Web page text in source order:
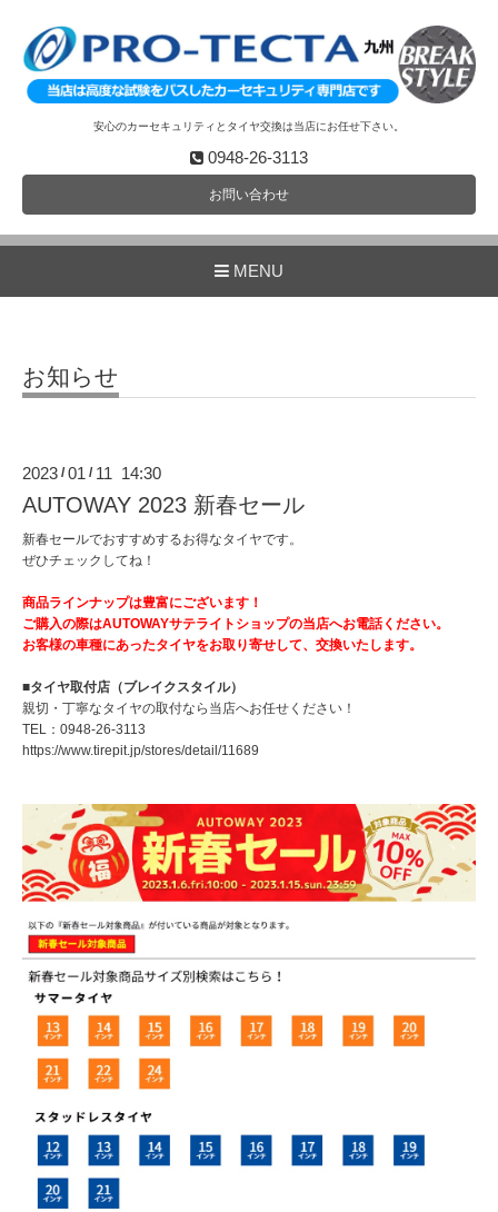
安心のカーセキュリティとタイヤ交換は当店にお任せ下さい。
0948-26-3113
お問い合わせ
MENU
お知らせ
2023 /01 / 11 14:30
AUTOWAY 2023 新春セール
新春セールでおすすめするお得なタイヤです。
ぜひチェックしてね！
商品ラインナップは豊富にございます！
ご購入の際はAUTOWAYサテライトショップの当店へお電話ください。
お客様の車種にあったタイヤをお取り寄せして、交換いたします。
■タイヤ取付店（ブレイクスタイル）
親切・丁寧なタイヤの取付なら当店へお任せください！
TEL： 0948-26-3113
https://www.tirepit.jp/stores/detail/11689